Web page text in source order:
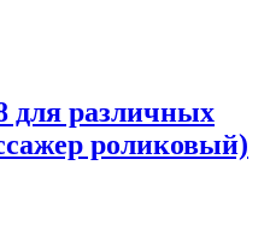
для различных
роликовый)